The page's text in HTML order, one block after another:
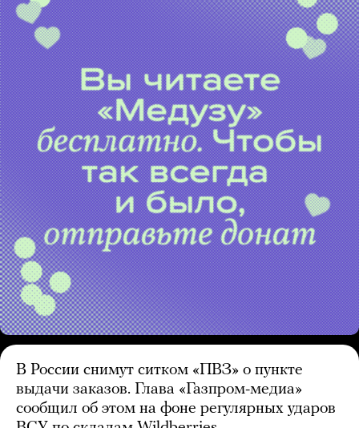
В России снимут ситком «ПВЗ» о пункте
выдачи заказов. Глава «Газпром-медиа»
сообщил об этом на фоне регулярных ударов